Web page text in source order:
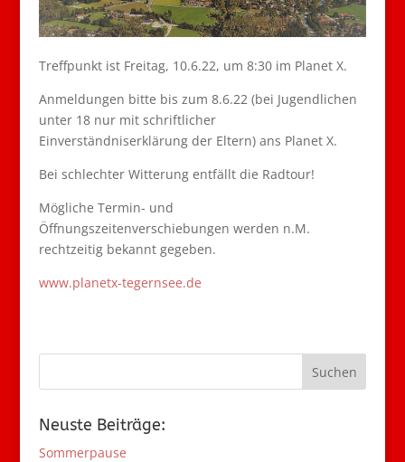
Treffpunkt ist Freitag, 10.6.22, um 8:30 im Planet X.
Anmeldungen bitte bis zum 8.6.22 (bei Jugendlichen
unter 18 nur mit schriftlicher
Einverständniserklärung der Eltern) ans Planet X.
Bei schlechter Witterung entfällt die Radtour!
Mögliche Termin- und
Öffnungszeitenverschiebungen werden n.M.
rechtzeitig bekannt gegeben.
www.planetx-tegernsee.de
Neuste Beiträge:
Sommerpause